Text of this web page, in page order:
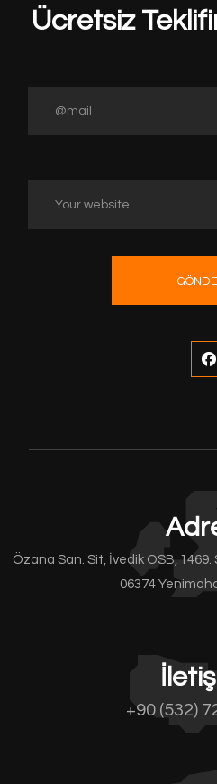
Ücretsiz
Özana San. Sit, İvedik OSB, 1469.
06374
+90 (532)